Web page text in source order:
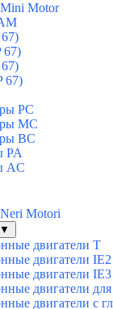
Mini Motor
67)
67)
PC
MC
BC
PA
AC
Neri Motori
▼
двигатели Т
двигатели
двигатели
двигатели
двигатели с